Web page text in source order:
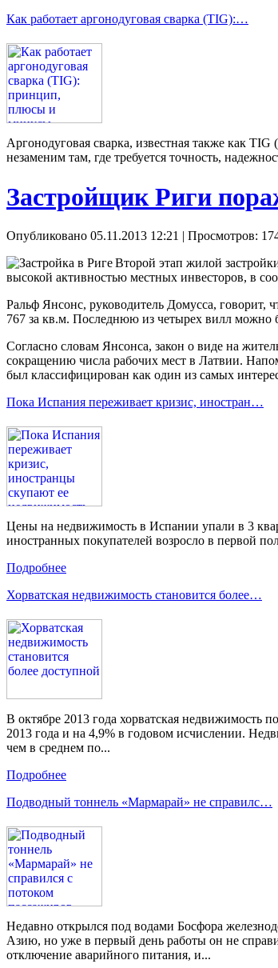
Как работает аргонодуговая сварка (TIG):…
Аргонодуговая сварка, известная также как
незаменим там, где требуется точность,
Застройщик Риги
Опубликовано 05.11.2013 12:21 | Просмотров:
Второй этап жилой
высокой активностью местных инвесторов, в
Ральф Янсонс, руководитель Домусса, говорит,
767 за кв.м. Последнюю из четырех вилл можно
Согласно словам Янсонса, закон о виде на
сокращению числа рабочих мест в Латвии.
был классифицирован как один из самых
Пока Испания переживает кризис, иностран…
Цены на недвижимость в Испании упали в 3
иностранных покупателей возросло в первой
Подробнее
Хорватская недвижимость становится более…
В октябре 2013 года хорватская недвижимость
2013 года и на 4,9% в годовом исчислении.
чем в среднем по...
Подробнее
Подводный тоннель «Мармарай» не справилс…
Недавно открылся под водами Босфора
Азию, но уже в первый день работы он не
отключение аварийного питания, и...